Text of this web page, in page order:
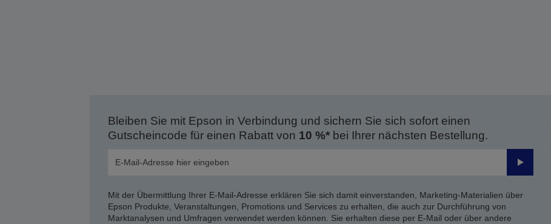
Bleiben Sie mit Epson in Verbindung und sichern Sie sich sofort einen
Gutscheincode für einen Rabatt von 10 %*bei Ihrer nächsten Bestellung.
Senden
Mit der Übermittlung Ihrer E-Mail-Adresse erklären Sie sich damit einverstanden, Marketing-Materialien über
Epson Produkte, Veranstaltungen, Promotions und Services zu erhalten, die auch zur Durchführung von
Marktanalysen und Umfragen verwendet werden können. Sie erhalten diese per E-Mail oder über andere